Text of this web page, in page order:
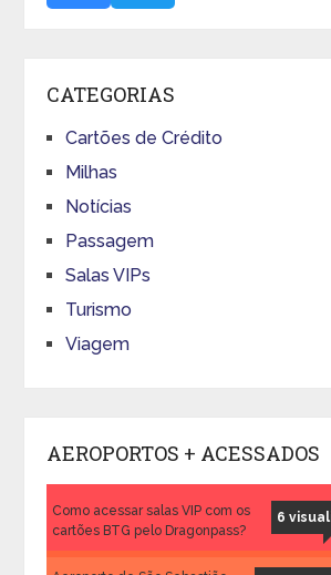
CATEGORIAS
Cartões de Crédito
Milhas
Notícias
Passagem
Salas VIPs
Turismo
Viagem
AEROPORTOS + ACESSADOS
6
Como acessar salas VIP com os
cartões BTG pelo Dragonpass?